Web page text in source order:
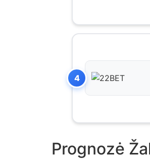
4
Prognozė